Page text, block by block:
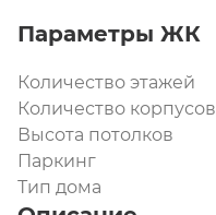
Параметры ЖК
Количество этажей
Количество корпусов
Высота потолков
Паркинг
Тип дома